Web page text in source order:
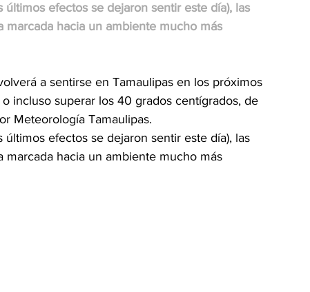
efectos se dejaron sentir este día), las
hacia un ambiente mucho más
a sentirse en Tamaulipas en los próximos
incluso superar los 40 grados centígrados, de
Meteorología Tamaulipas.
efectos se dejaron sentir este día), las
hacia un ambiente mucho más